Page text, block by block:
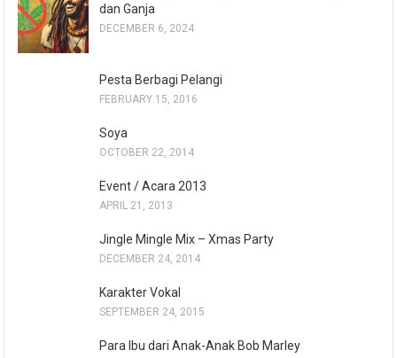
dan Ganja
DECEMBER 6, 2024
Pesta Berbagi Pelangi
FEBRUARY 15, 2016
Soya
OCTOBER 22, 2014
Event / Acara 2013
APRIL 21, 2013
Jingle Mingle Mix – Xmas Party
DECEMBER 24, 2014
Karakter Vokal
SEPTEMBER 24, 2015
Para Ibu dari Anak-Anak Bob Marley